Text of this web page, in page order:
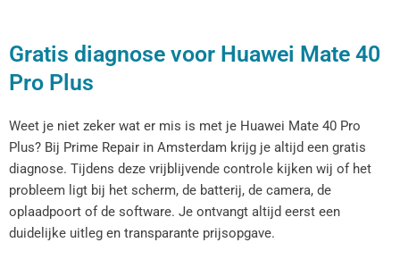
Gratis diagnose voor Huawei Mate 40
Pro Plus
Weet je niet zeker wat er mis is met je Huawei Mate 40 Pro
Plus? Bij Prime Repair in Amsterdam krijg je altijd een gratis
diagnose. Tijdens deze vrijblijvende controle kijken wij of het
probleem ligt bij het scherm, de batterij, de camera, de
oplaadpoort of de software. Je ontvangt altijd eerst een
duidelijke uitleg en transparante prijsopgave.